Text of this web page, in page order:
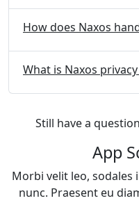
How does Naxos
What is Naxos
Still have a
App
Morbi velit leo, sodales
nunc. Praesent eu